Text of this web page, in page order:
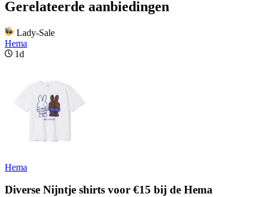
Gerelateerde aanbiedingen
Lady-Sale
Hema
1d
Hema
Diverse Nijntje shirts voor €15 bij de Hema